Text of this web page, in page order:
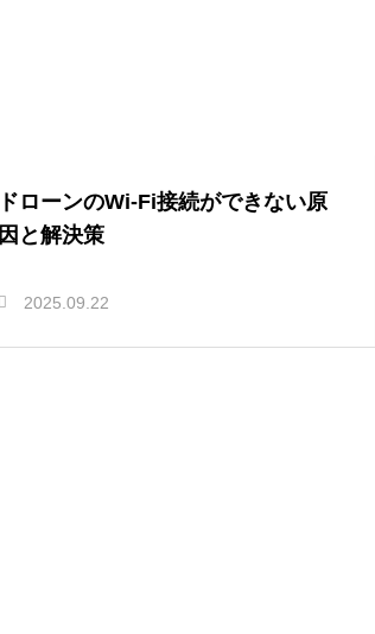
ドローンのWi-Fi接続ができない原
因と解決策
2025.09.22